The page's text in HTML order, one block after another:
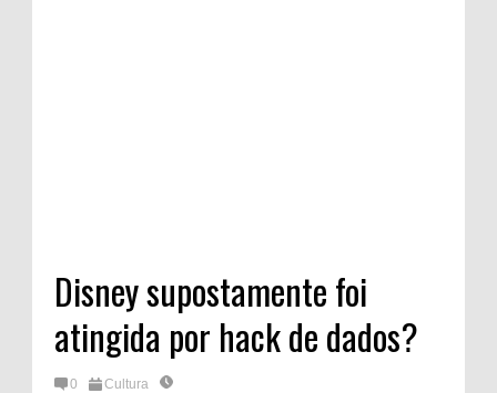
Disney supostamente foi
atingida por hack de dados?
0 Cultura